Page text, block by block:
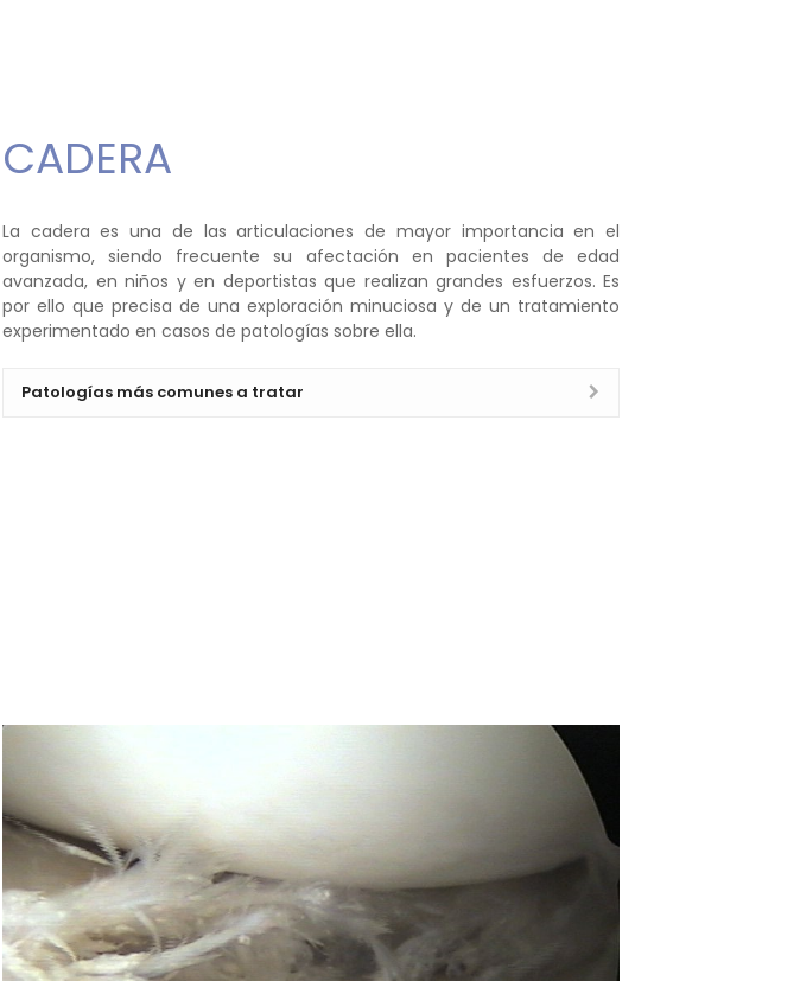
CADERA
La cadera es una de las articulaciones de mayor importancia en el
organismo, siendo frecuente su afectación en pacientes de edad
avanzada, en niños y en deportistas que realizan grandes esfuerzos. Es
por ello que precisa de una exploración minuciosa y de un tratamiento
experimentado en casos de patologías sobre ella.
Patologías más comunes a tratar